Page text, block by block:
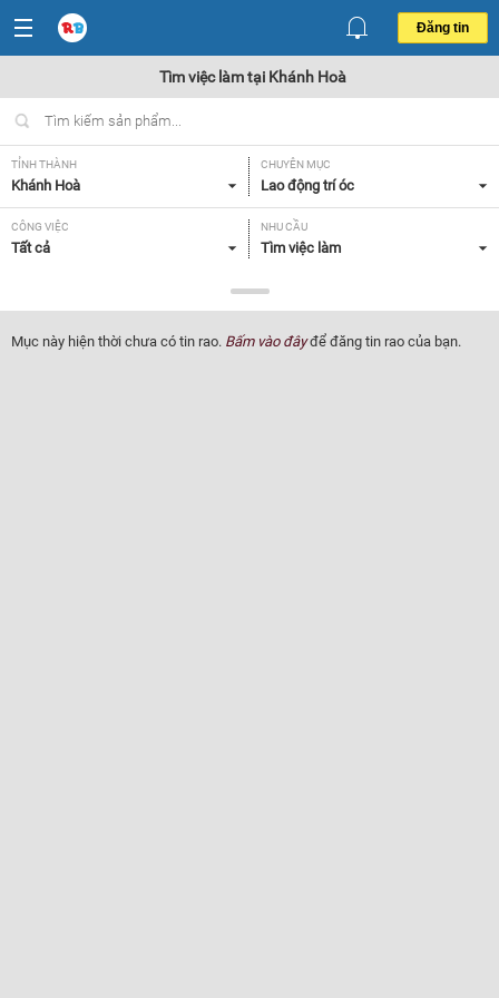
Đăng tin
Tìm việc làm tại Khánh Hoà
TỈNH THÀNH
Khánh Hoà
CHUYÊN MỤC
Lao động trí óc
CÔNG VIỆC
Tất cả
NHU CẦU
Tìm việc làm
Tất cả
Mục này hiện thời chưa có tin rao. Bấm vào đâyđể đăng tin rao của bạn.